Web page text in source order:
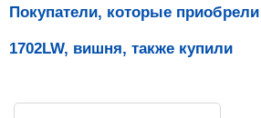
Покупатели, которые
1702LW, вишня, также купили